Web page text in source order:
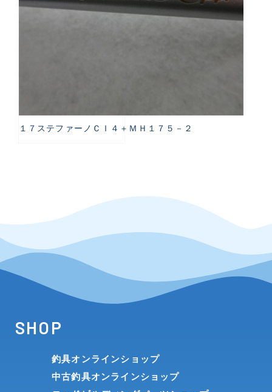
１７ステファーノＣＩ４＋ＭＨ１７５－２
SHOP
釣具オンラインショップ
中古釣具オンラインショップ